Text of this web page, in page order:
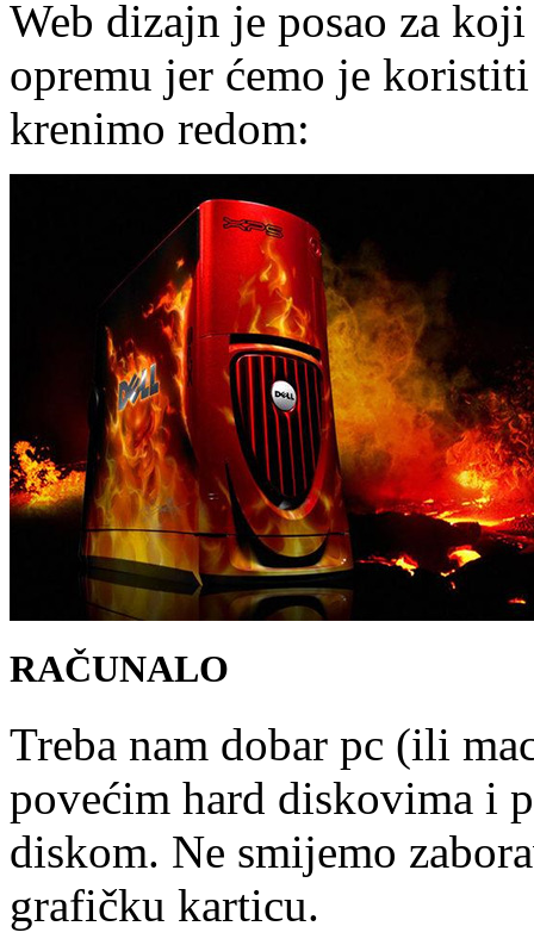
Web dizajn je posao za
opremu jer ćemo je
krenimo redom:
RAČUNALO
Treba nam dobar pc (ili
povećim hard diskovima i
diskom. Ne smijemo
grafičku karticu.